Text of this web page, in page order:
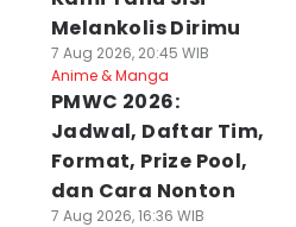
Melankolis Dirimu
7 Aug 2026, 20:45 WIB
Anime & Manga
PMWC 2026:
Jadwal, Daftar Tim,
Format, Prize Pool,
dan Cara Nonton
7 Aug 2026, 16:36 WIB